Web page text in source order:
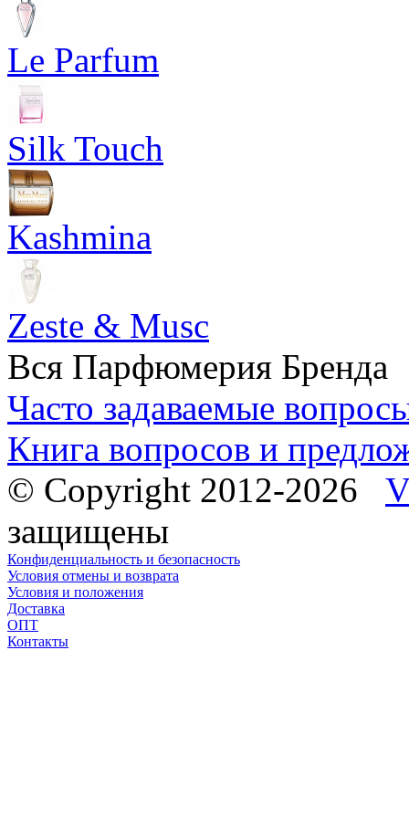
Le Parfum
Silk Touch
Kashmina
Zeste & Musc
Вся Парфюмерия Бренда
Часто задаваемые
Книга вопросов и
© Copyright 2012-2026
защищены
Конфиденциальность и безопасность
Условия отмены и возврата
Условия и положения
Доставка
ОПТ
Контакты